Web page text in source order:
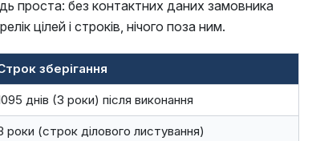
проста: без контактних даних замовника
цілей і строків, нічого поза ним.
зберігання
днів (3 роки) після виконання
роки (строк ділового листування)